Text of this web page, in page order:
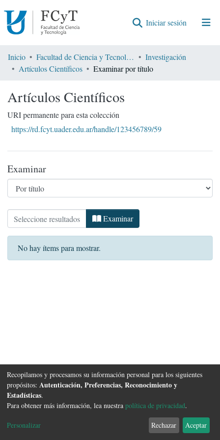
Iniciar sesión (current)
Comunidades
Encontrar por
Inicio Facultad de Ciencia y Tecnología
Investigación
Artículos Científicos
Examinar por título
Artículos Científicos
URI permanente para esta colección
https://rd.fcyt.uader.edu.ar/handle/123456789/59
Examinar
Examinando Artículos Científicos por Título
Examinar
No hay ítems para mostrar.
Software DSpacecopyright © 2002-2026 FCyT Uader
Configuración de
Acuerdo de
usuario final
Enviar
Sugerencias
Recopilamos y procesamos su información personal para los siguientes
propósitos: Autenticación, Preferencias, Reconocimiento y
Estadísticas.
Para obtener más información, lea nuestra política de privacidad.
Personalizar Rechazar Aceptar